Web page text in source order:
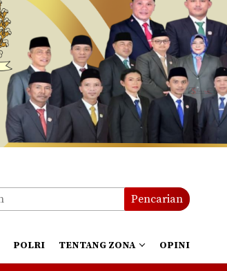
Pencarian
POLRI TENTANG ZONA OPINI